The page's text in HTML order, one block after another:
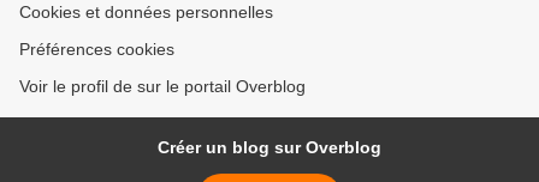
Cookies et données personnelles
Préférences cookies
Voir le profil de sur le portail Overblog
Créer un blog sur Overblog